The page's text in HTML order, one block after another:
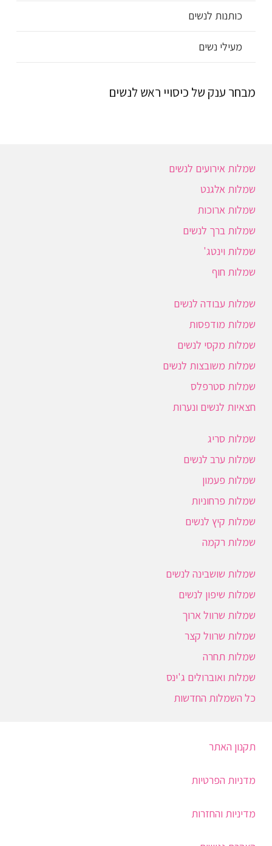
כותנות לנשים
מעילי נשים
מבחר ענק של כיסויי ראש לנשים
שמלות אירועים לנשים
שמלות אלגנט
שמלות ארוכות
שמלות ברך לנשים
שמלות וינטג'
שמלות חוף
שמלות עבודה לנשים
שמלות מודפסות
שמלות מקסי לנשים
שמלות משובצות לנשים
שמלות סטרפלס
חצאיות לנשים ונערות
שמלות סריג
שמלות ערב לנשים
שמלות פעמון
שמלות פרחוניות
שמלות קיץ לנשים
שמלות רקמה
שמלות שושבינה לנשים
שמלות שיפון לנשים
שמלות שרוול ארוך
שמלות שרוול קצר
שמלות תחרה
שמלות ואוברולים ג'ינס
כל השמלות החדשות
תקנון האתר
מדניות הפרטיות
מדיניות והחזרות